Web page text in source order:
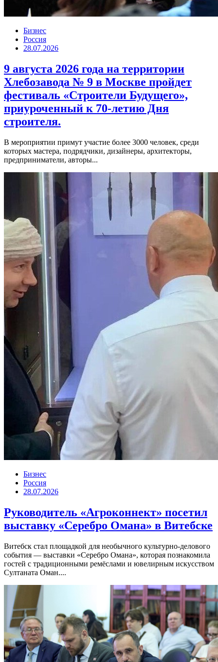
Бизнес
Россия
28.07.2026
9 августа 2026 года на территории
Хлебозавода № 9 в Москве пройдет
фестиваль «Строители Будущего»,
приуроченный к 70-летию Дня
строителя.
В мероприятии примут участие более 3000 человек, среди
которых мастера, подрядчики, дизайнеры, архитекторы,
предприниматели, авторы...
Бизнес
Россия
28.07.2026
Руководитель «Агроконнект» посетил
выставку «Серебро Омана» в Витебске
Витебск стал площадкой для необычного культурно-делового
события — выставки «Серебро Омана», которая познакомила
гостей с традиционными ремёслами и ювелирным искусством
Султаната Оман....